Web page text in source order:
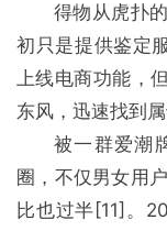
得物从虎扑
初只是提供鉴定
上线电商功能，
东风，迅速找到
被一群爱潮
圈，不仅男女用
比也过半[11]。